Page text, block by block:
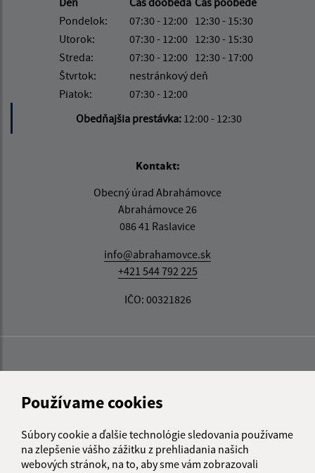
Používame cookies
Súbory cookie a ďalšie technológie sledovania používame
na zlepšenie vášho zážitku z prehliadania našich
webových stránok, na to, aby sme vám zobrazovali
Pondelok:
07:30 - 12:00 12:30 - 15:30
Utorok:
07:30 - 12:00 12:30 - 15:30
Streda:
07:30 - 12:00 12:30 - 17:00
Štvrtok:
nestránkový deň
Piatok:
07:30 - 12:00
Obedňajšia prestávka: 12:00 - 12:30
Kontakt:
Obecný úrad Abrahámovce
Abrahámovce 26
086 41 Raslavice
info@abrahamovce.sk
+421 544 792 225
IČO: 00321826